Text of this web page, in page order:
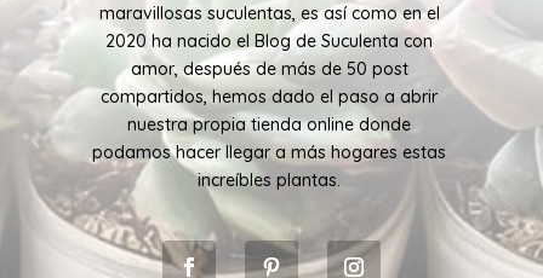
maravillosas suculentas, es así como en el
2020 ha nacido el Blog de Suculenta con
amor, después de más de 50 post
compartidos, hemos dado el paso a abrir
nuestra propia tienda online donde
podamos hacer llegar a más hogares estas
increíbles plantas.